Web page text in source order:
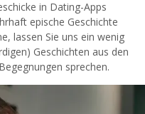
mich mit den
Datenschutzerklärung
und Angebote des
kann ich jederzeit
in Dating-Apps
epische Geschichte
lassen Sie uns ein wenig
Geschichten aus den
sprechen.